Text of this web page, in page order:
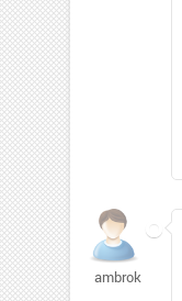
ambrokcol